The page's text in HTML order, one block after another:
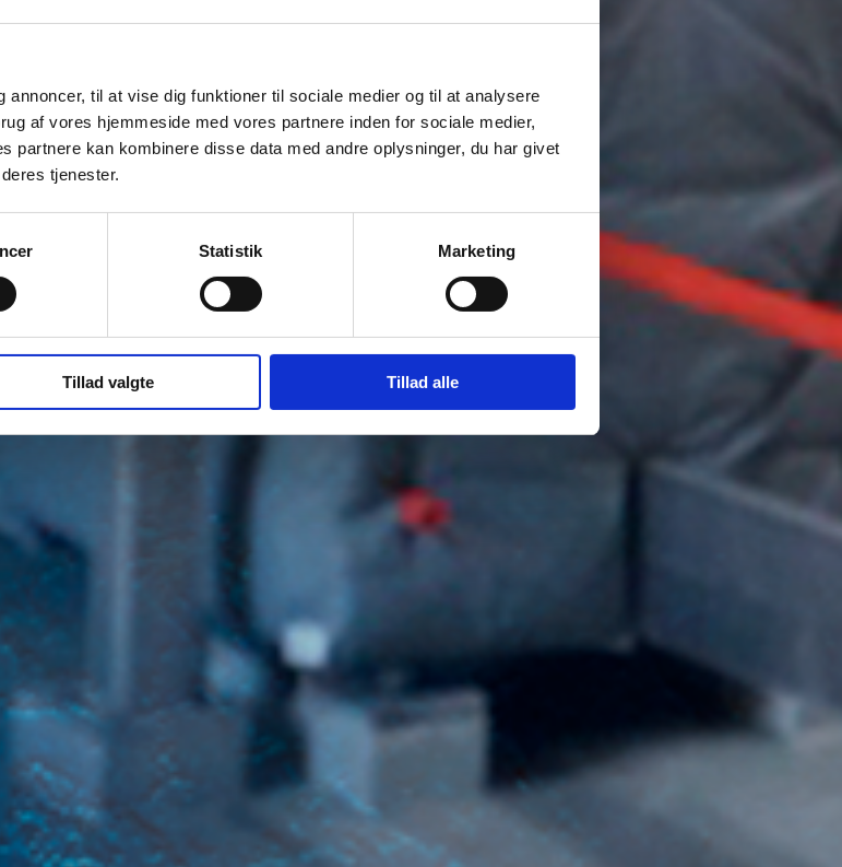
til at vise dig funktioner til sociale medier og til at analysere
af vores hjemmeside med vores partnere inden for sociale medier,
partnere kan kombinere disse data med andre oplysninger, du har givet
tjenester.
Statistik Marketing
Tillad valgte Tillad alle